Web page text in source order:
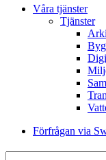
Våra tjänster
Tjänster
Förfrågan via